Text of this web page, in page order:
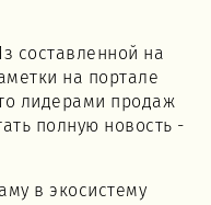
составленной на
на портале
лидерами продаж
полную новость -
в экосистему